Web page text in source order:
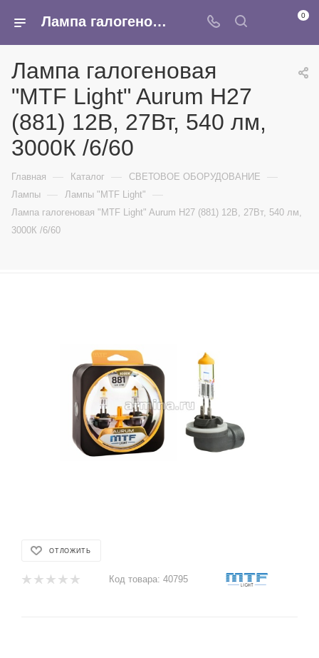
Лампа галогеновая "MTF Light" Aurum H27 (881) 12В, 27Вт, 540 лм, 3000К /6/60 - купить в интернет-магазине Армина 0
Лампа галогеновая
"MTF Light" Aurum H27
(881) 12В, 27Вт, 540 лм,
3000К /6/60
Главная — Каталог — СВЕТОВОЕ ОБОРУДОВАНИЕ —
Лампы — Лампы "MTF Light" —
Лампа галогеновая "MTF Light" Aurum H27 (881) 12В, 27Вт, 540 лм,
3000К /6/60
ОТЛОЖИТЬ
Код товара: 40795